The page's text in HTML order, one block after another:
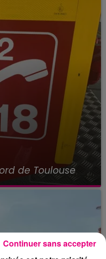
de Toulouse
Continuer sans accepter